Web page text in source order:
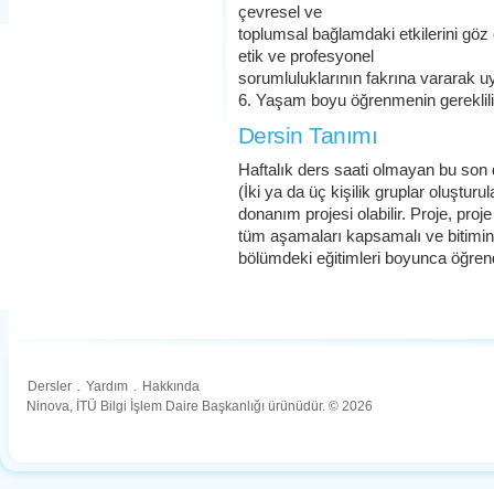
çevresel ve
toplumsal bağlamdaki etkilerini
etik ve profesyonel
sorumluluklarının fakrına vararak
6. Yaşam boyu öğrenmenin
Dersin Tanımı
Haftalık ders saati olmayan bu
(İki ya da üç kişilik gruplar
donanım projesi olabilir. Proje,
tüm aşamaları kapsamalı ve
bölümdeki eğitimleri boyunca
Dersler . Yardım . Hakkında
Ninova, İTÜ Bilgi İşlem Daire Başkanlığı ürünüdür. © 2026